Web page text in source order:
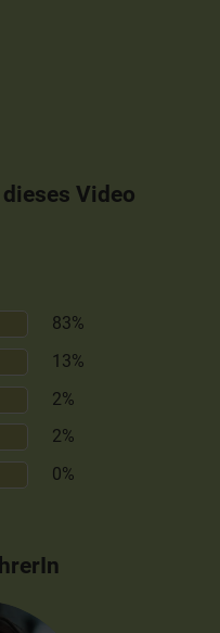
Video
83%
13%
2%
2%
0%